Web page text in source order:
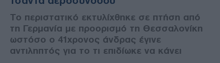
Το περιστατικό εκτυλίχθηκε σε πτήση από
τη Γερμανία με προορισμό τη Θεσσαλονίκη
ωστόσο ο 41χρονος άνδρας έγινε
αντιληπτός για το τι επιδίωκε να κάνει